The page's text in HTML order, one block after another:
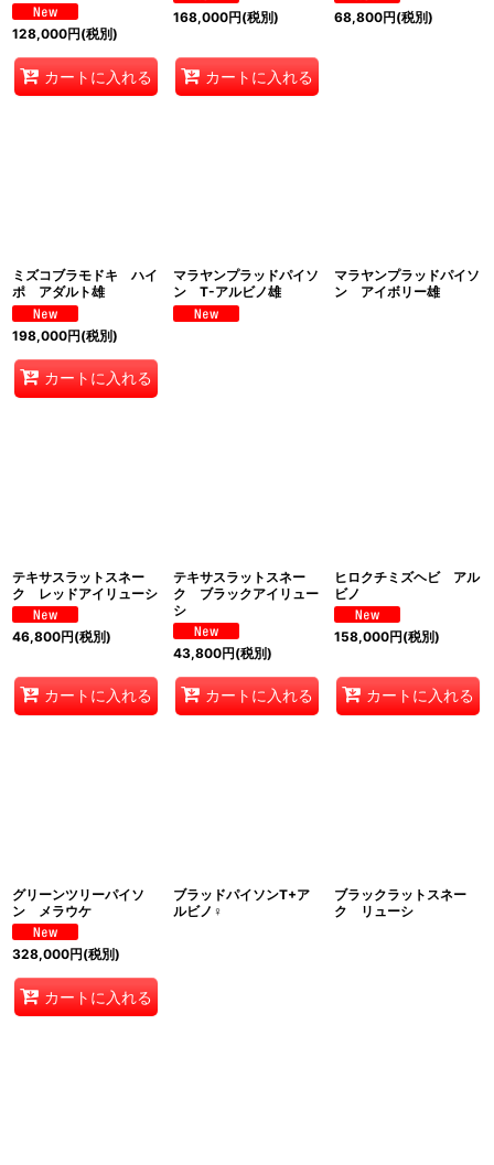
128,000円(税別)
カートに入れる
168,000円(税別)
カートに入れる
68,800円(税別)
ミズコブラモドキ ハイ
ポ アダルト雄
198,000円(税別)
カートに入れる
マラヤンプラッドパイソ
ン T-アルビノ雄
マラヤンプラッドパイソ
ン アイボリー雄
テキサスラットスネー
ク レッドアイリューシ
46,800円(税別)
カートに入れる
テキサスラットスネー
ク ブラックアイリュー
シ
43,800円(税別)
カートに入れる
ヒロクチミズヘビ アル
ビノ
158,000円(税別)
カートに入れる
グリーンツリーパイソ
ン メラウケ
328,000円(税別)
カートに入れる
ブラッドパイソンT+ア
ルビノ♀
ブラックラットスネー
ク リューシ